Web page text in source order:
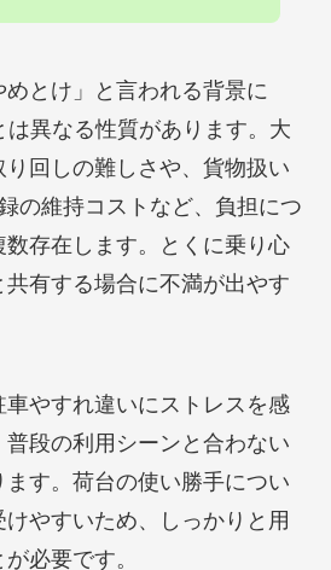
とけ」と言われる背景に
は異なる性質があります。大
回しの難しさや、貨物扱い
の維持コストなど、負担につ
存在します。とくに乗り心
有する場合に不満が出やす
車やすれ違いにストレスを感
普段の利用シーンと合わない
ます。荷台の使い勝手につい
やすいため、しっかりと用
必要です。